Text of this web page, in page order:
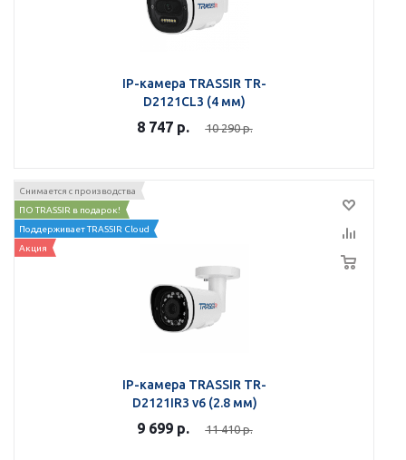
IP-камера TRASSIR TR-
D2121CL3 (4 мм)
8 747р. 10 290р.
Снимается с производства
ПО TRASSIR в подарок!
Поддерживает TRASSIR Cloud
Акция
IP-камера TRASSIR TR-
D2121IR3 v6 (2.8 мм)
9 699р. 11 410р.